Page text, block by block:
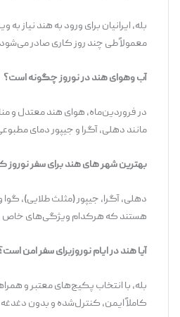
بله، ایرانیان برای ورود به هند نیاز به ویزای
معمولاً طی چند روز کاری صادر می‌شود.
آب وهوای هند در نوروز چگونه است؟
در فروردین‌ماه، هوای هند معتدل و
مانند دهلی، آگرا و جیپور دمای مطبوعی
بهترین شهر های هند برای سفر نوروز کدام
دهلی، آگرا، جیپور (مثلث طلایی)، گوا و
هستند که هرکدام ویژگی‌های خاص خود را
آیا هند در ایام نوروزبرای سفر امن است؟
بله، با انتخاب پکیج‌های معتبر و همراهی با
کاملاً ایمن، کنترل‌شده و بدون دغدغه